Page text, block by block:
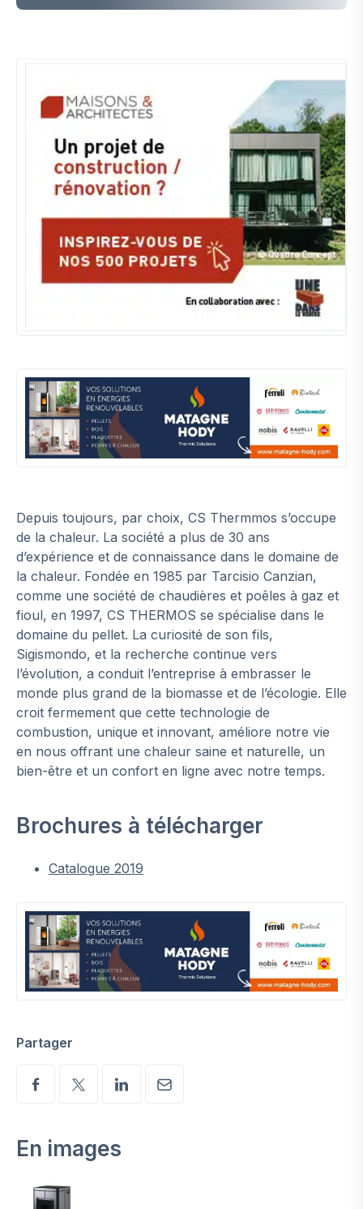
Depuis toujours, par choix, CS Thermmos s’occupe
de la chaleur. La société a plus de 30 ans
d’expérience et de connaissance dans le domaine de
la chaleur. Fondée en 1985 par Tarcisio Canzian,
comme une société de chaudières et poêles à gaz et
fioul, en 1997, CS THERMOS se spécialise dans le
domaine du pellet. La curiosité de son fils,
Sigismondo, et la recherche continue vers
l’évolution, a conduit l’entreprise à embrasser le
monde plus grand de la biomasse et de l’écologie. Elle
croit fermement que cette technologie de
combustion, unique et innovant, améliore notre vie
en nous offrant une chaleur saine et naturelle, un
bien-être et un confort en ligne avec notre temps.
Brochures à télécharger
Catalogue 2019
Partager
En images